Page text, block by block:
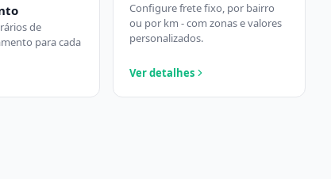
de
para cada
Configure frete fixo, por bairro
ou por km - com zonas e valores
personalizados.
Ver detalhes